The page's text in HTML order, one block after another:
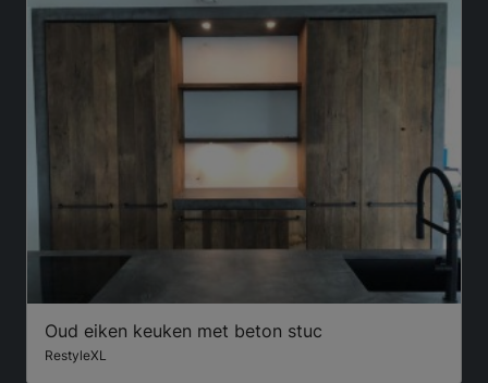
Oud eiken keuken met beton stuc
RestyleXL